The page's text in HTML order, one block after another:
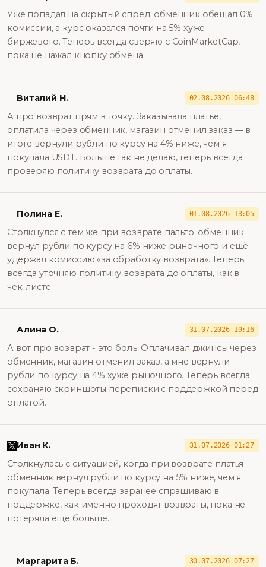
Уже попадал на скрытый спред: обменник обещал 0%
комиссии, а курс оказался почти на 5% хуже
биржевого. Теперь всегда сверяю с CoinMarketCap,
пока не нажал кнопку обмена.
Виталий Н. 02.08.2026 06:48
А про возврат прям в точку. Заказывала платье,
оплатила через обменник, магазин отменил заказ — в
итоге вернули рубли по курсу на 4% ниже, чем я
покупала USDT. Больше так не делаю, теперь всегда
проверяю политику возврата до оплаты.
Полина Е. 01.08.2026 13:05
Столкнулся с тем же при возврате пальто: обменник
вернул рубли по курсу на 6% ниже рыночного и ещё
удержал комиссию «за обработку возврата». Теперь
всегда уточняю политику возврата до оплаты, как в
чек-листе.
Алина О. 31.07.2026 19:16
А вот про возврат - это боль. Оплачивал джинсы через
обменник, магазин отменил заказ, а мне вернули
рубли по курсу на 4% хуже рыночного. Теперь всегда
сохраняю скриншоты переписки с поддержкой перед
оплатой.
Иван К. 31.07.2026 01:27
Столкнулась с ситуацией, когда при возврате платья
обменник вернул рубли по курсу на 5% ниже, чем я
покупала. Теперь всегда заранее спрашиваю в
поддержке, как именно проходят возвраты, пока не
потеряла ещё больше.
Маргарита Б. 30.07.2026 07:27